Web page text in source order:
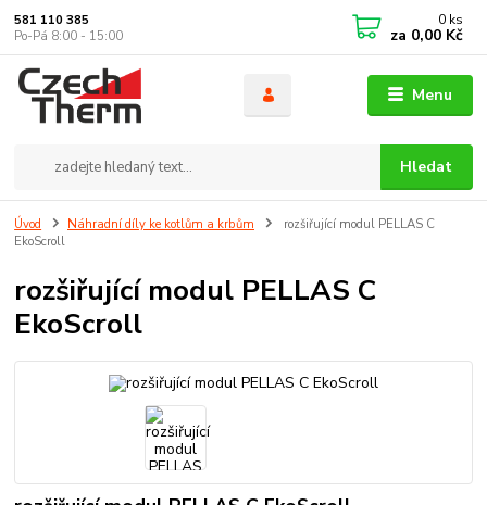
Menu
Hledat
581 110 385
Po-Pá 8:00 - 15:00
0 ks
za 0,00 Kč
Úvod Náhradní díly ke kotlům a krbům
rozšiřující modul PELLAS C
EkoScroll
rozšiřující modul PELLAS C
EkoScroll